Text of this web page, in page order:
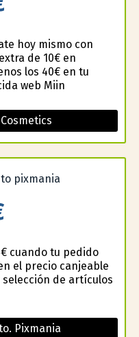
hoy mismo con
de 10€ en
los 40€ en tu
web Miin
cuando tu pedido
el precio canjeable
de artículos
Pixmania